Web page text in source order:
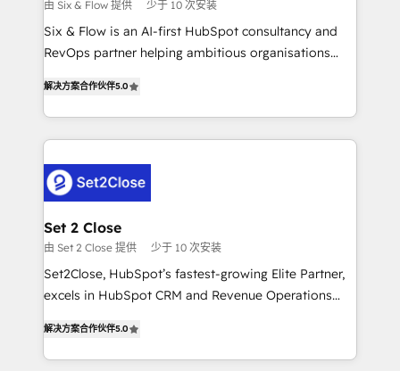
reconocimiento del ecosistema. Elite Solutions
Partner, el nivel más alto. +700 clientes
Hospital ABC, Hogares Unión, Yves Rocher,
MacStore, Café Britt, Bella Piel, confiaron en
respuestas para empezar. Te ayudamos a identificar
el primer caso de uso que más impacto te dará.
días.
由 Six & Flow 提供 少于 10 次安装
Six & Flow is an AI-first HubSpot consultancy and
RevOps partner helping ambitious organisations
Operating across the UK, Netherlands, Ireland, and
Canada, we’ve delivered thousands of successful
HubSpot projects for mid-market and enterprise
combine HubSpot, data, and AI to design connected
go-to-market systems that align people, process,
and technology for predictable, scalable revenue
growth. Our expertise spans RevOps, CRM and data
architecture, AI enablement, and strategic marketing,
delivered through our proprietary FLAIR framework
Partner and ISO 27001:2022 certified consultancy,
we blend strategy, creativity, and technology to help
解决方案合作伙伴5.0
Set 2 Close
由 Set 2 Close 提供 少于 10 次安装
Set2Close, HubSpot’s fastest-growing Elite Partner,
excels in HubSpot CRM and Revenue Operations
As a top HubSpot Elite Partner, we specialize in
custom HubSpot CRM solutions. Our experts design,
解决方案合作伙伴5.0